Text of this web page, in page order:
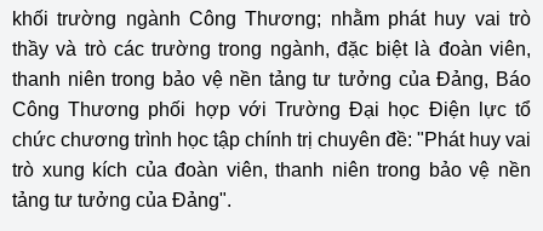
khối trường ngành Công Thương; nhằm phát huy vai trò
thầy và trò các trường trong ngành, đặc biệt là đoàn viên,
thanh niên trong bảo vệ nền tảng tư tưởng của Đảng, Báo
Công Thương phối hợp với Trường Đại học Điện lực tổ
chức chương trình học tập chính trị chuyên đề: "Phát huy vai
trò xung kích của đoàn viên, thanh niên trong bảo vệ nền
tảng tư tưởng của Đảng".